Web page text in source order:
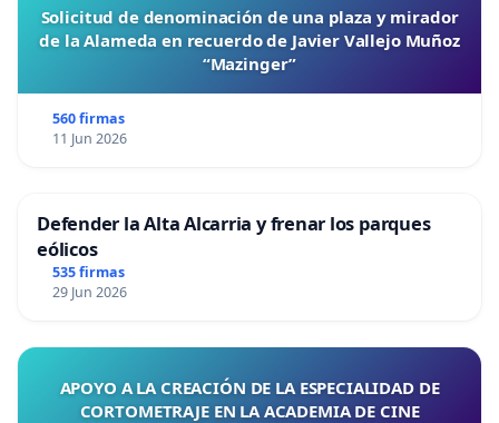
Solicitud de denominación de una plaza y mirador
de la Alameda en recuerdo de Javier Vallejo Muñoz
“Mazinger”
560 firmas
11 Jun 2026
Defender la Alta Alcarria y frenar los parques
eólicos
535 firmas
29 Jun 2026
APOYO A LA CREACIÓN DE LA ESPECIALIDAD DE
CORTOMETRAJE EN LA ACADEMIA DE CINE